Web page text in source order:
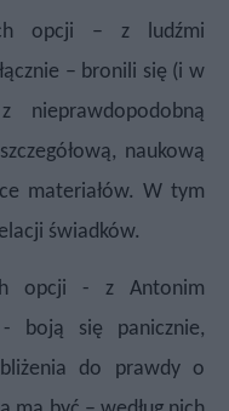
opcji – z ludźmi
– bronili się (i w
naukową
materiałów. W tym
świadków.
opcji - z Antonim
- boją się panicznie,
do prawdy o